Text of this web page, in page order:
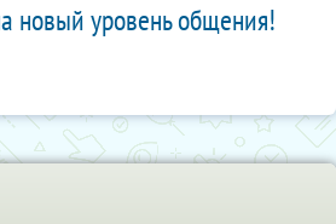
новый уровень общения!